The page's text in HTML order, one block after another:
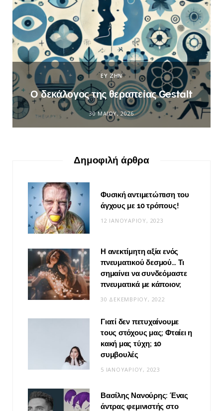
ΕΥ ΖΗΝ
Ο δεκάλογος της θεραπείας Gestalt
30 ΜΑΪ́ΟΥ, 2026
Δημοφιλή άρθρα
Φυσική αντιμετώπιση του
άγχους με 10 τρόπους!
12 ΙΑΝΟΥΑΡΊΟΥ, 2023
Η ανεκτίμητη αξία ενός
πνευματικού δεσμού… Τι
σημαίνει να συνδεόμαστε
πνευματικά με κάποιον;
30 ΔΕΚΕΜΒΡΊΟΥ, 2022
Γιατί δεν πετυχαίνουμε
τους στόχους μας; Φταίει η
κακή μας τύχη; 10
συμβουλές
5 ΙΑΝΟΥΑΡΊΟΥ, 2023
Βασίλης Νανούρης: Ένας
άντρας φεμινιστής στο